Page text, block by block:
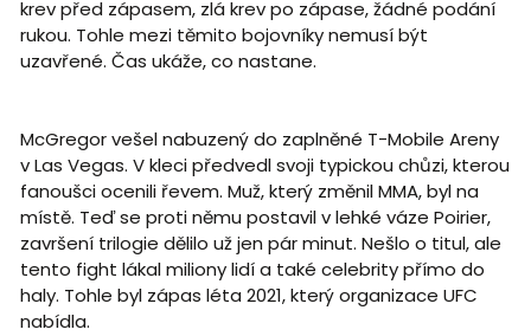
krev před zápasem, zlá krev po zápase, žádné podání
rukou. Tohle mezi těmito bojovníky nemusí být
uzavřené. Čas ukáže, co nastane.
McGregor vešel nabuzený do zaplněné T-Mobile Areny
v Las Vegas. V kleci předvedl svoji typickou chůzi, kterou
fanoušci ocenili řevem. Muž, který změnil MMA, byl na
místě. Teď se proti němu postavil v lehké váze Poirier,
završení trilogie dělilo už jen pár minut. Nešlo o titul, ale
tento fight lákal miliony lidí a také celebrity přímo do
haly. Tohle byl zápas léta 2021, který organizace UFC
nabídla.